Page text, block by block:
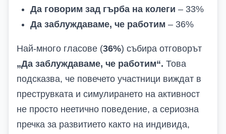
Да говорим зад гърба на колеги – 33%
Да заблуждаваме, че работим – 36%
Най-много гласове (36%) събира отговорът
„Да заблуждаваме, че работим“. Това
подсказва, че повечето участници виждат в
преструвката и симулирането на активност
не просто неетично поведение, а сериозна
пречка за развитието както на индивида,